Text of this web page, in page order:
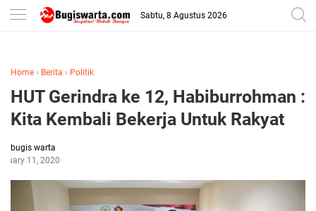
-->
Sabtu, 8 Agustus 2026
Home › Berita › Politik
HUT Gerindra ke 12, Habiburrohman :
Kita Kembali Bekerja Untuk Rakyat
bugis warta
11, 2020